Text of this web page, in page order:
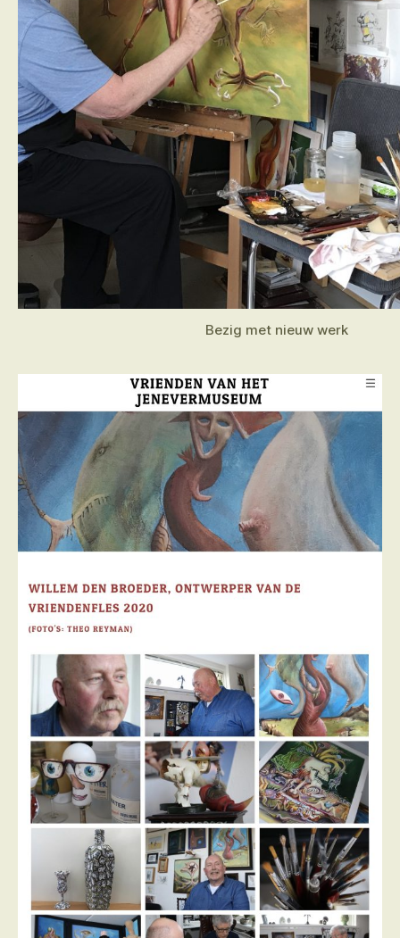
Bezig met nieuw werk